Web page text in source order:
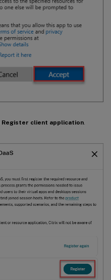
Register client application.